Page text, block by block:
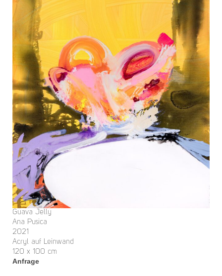
Guava Jelly
Ana Pusica
2021
Acryl auf Leinwand
120 x 100 cm
Anfrage